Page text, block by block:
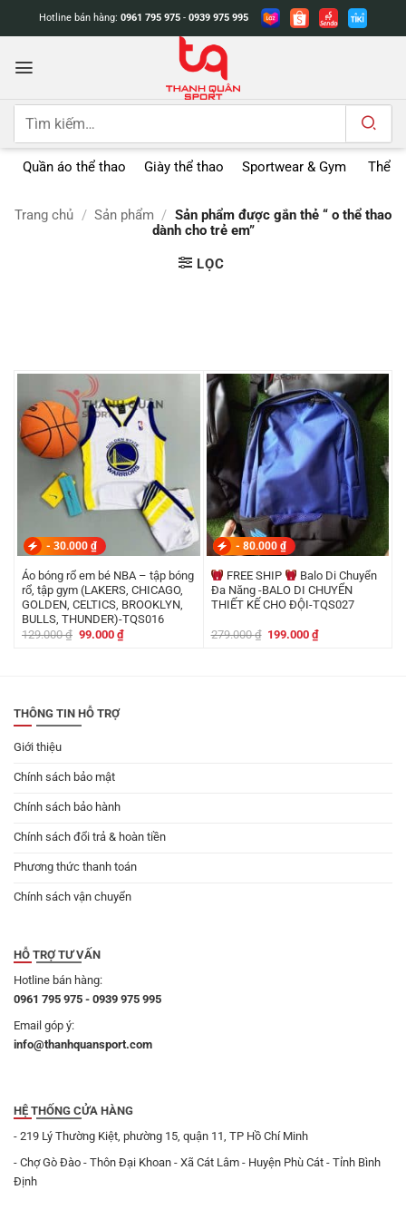
dung
Hotline bán hàng: 0961 795 975 - 0939 975 995
Tìm
Quần áo thể thao Giày thể thao Sportwear & Gym Thể
Trang chủ / Sản phẩm / Sản phẩm được gắn thẻ “ o thể thao
dành cho trẻ em”
LỌC
- 30.000 ₫
Áo bóng rổ em bé NBA – tập bóng
rổ, tập gym (LAKERS, CHICAGO,
GOLDEN, CELTICS, BROOKLYN,
BULLS, THUNDER)-TQS016
129.000₫ Giá
99.000 ₫Giá
hiện
- 80.000 ₫
FREE SHIP
Balo Di Chuyển
Đa Năng -BALO DI CHUYỂN
THIẾT KẾ CHO ĐỘI-TQS027
279.000₫ Giá
199.000₫Giá
THÔNG TIN HỖ TRỢ
Giới thiệu
Chính sách bảo mật
Chính sách bảo hành
Chính sách đổi trả & hoàn tiền
Phương thức thanh toán
Chính sách vận chuyển
HỖ TRỢ TƯ VẤN
Hotline bán hàng:
0961 795 975 - 0939 975 995
Email góp ý:
info@thanhquansport.com
HỆ THỐNG CỬA HÀNG
- 219 Lý Thường Kiệt, phường 15, quận 11, TP Hồ Chí Minh
- Chợ Gò Đào - Thôn Đại Khoan - Xã Cát Lâm - Huyện Phù Cát - Tỉnh Bình
Định